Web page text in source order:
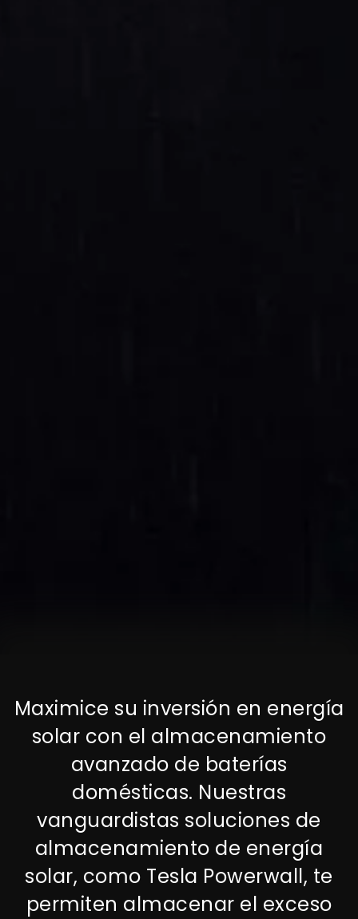
Maximice su inversión en energía
solar con el almacenamiento
avanzado de baterías
domésticas. Nuestras
vanguardistas soluciones de
almacenamiento de energía
solar, como Tesla Powerwall, te
permiten almacenar el exceso